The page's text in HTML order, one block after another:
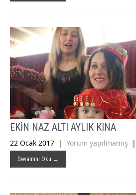
EKİN NAZ ALTI AYLIK KINA
22 Ocak 2017 | Yorum yapılmamış |
Devamını Oku →